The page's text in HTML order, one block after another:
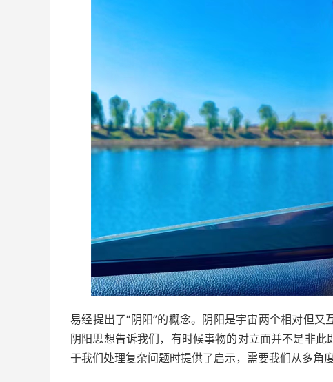
易经提出了“阴阳”的概念。阴阳是宇宙两个相对但又
阴阳思想告诉我们，有时候事物的对立面并不是非
于我们处理复杂问题时提供了启示，需要我们从多角